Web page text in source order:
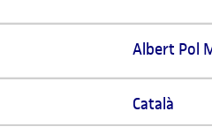
Albert Pol
Català